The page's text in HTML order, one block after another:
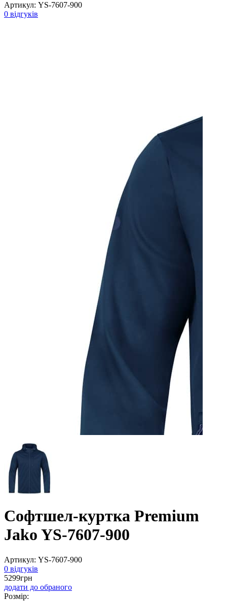
Артикул: YS-7607-900
0 відгуків
Софтшел-куртка Premium
Jako YS-7607-900
Артикул: YS-7607-900
0 відгуків
5299грн
додати до обраного
Розмір: